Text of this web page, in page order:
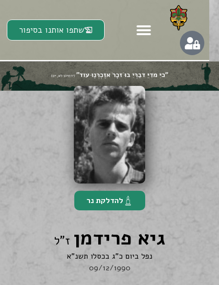
שתפו אותנו בסיפור
להדלקת נר
גיא פרידמןז"ל
נפל ביום כ"ג בכסלו תשנ"א
09/12/1990